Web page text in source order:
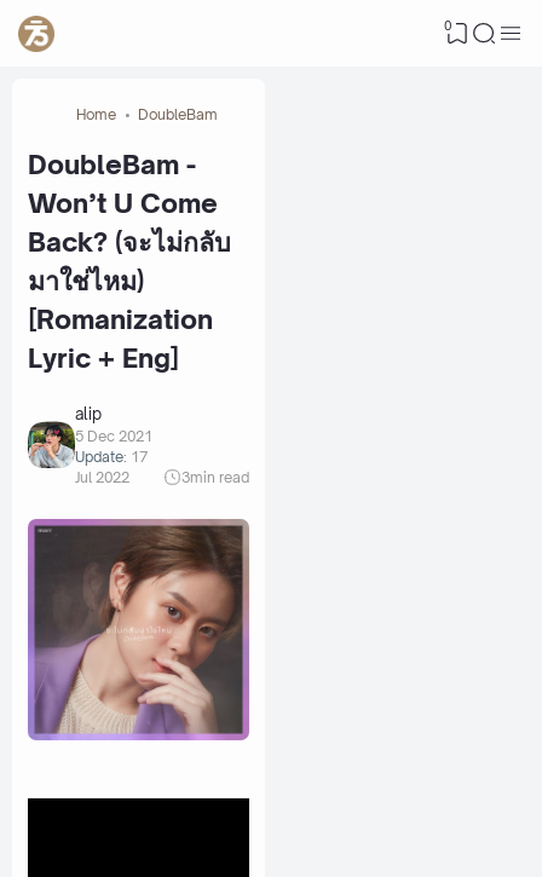
0
Home DoubleBam
DoubleBam -
Won’t U Come
Back? (จะไม่กลับ
มาใช่ไหม)
[Romanization
Lyric + Eng]
alip
5 Dec 2021
Update: 17
Jul 2022
3min read